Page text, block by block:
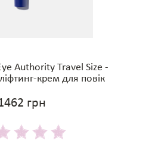
Authority Travel Size -
крем для повік
грн